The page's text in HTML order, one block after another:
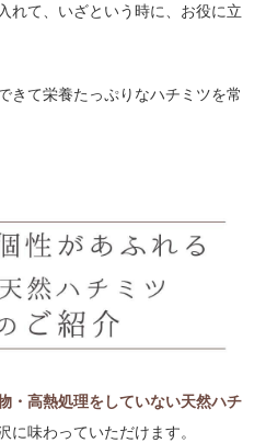
れて、いざという時に、お役に立
きて栄養たっぷりなハチミツを常
・高熱処理をしていない天然ハチ
に味わっていただけます。